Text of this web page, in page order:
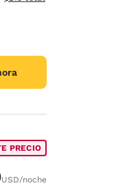
PRECIO
descuento:
USD/noche